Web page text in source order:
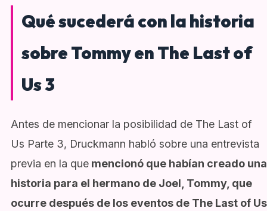
Qué sucederá con la historia
sobre Tommy en The Last of
Us 3
Antes de mencionar la posibilidad de The Last of
Us Parte 3, Druckmann habló sobre una entrevista
previa en la quemencionó que habían creado una
historia para el hermano de Joel, Tommy, que
ocurre después de los eventos de The Last of Us